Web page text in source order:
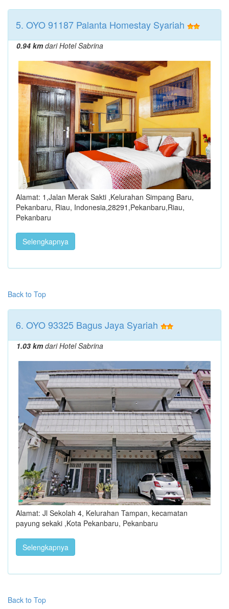
5. OYO 91187 Palanta Homestay Syariah
0.94 kmdari Hotel Sabrina
Alamat: 1,Jalan Merak Sakti ,Kelurahan Simpang Baru,
Pekanbaru, Riau, Indonesia,28291,Pekanbaru,Riau,
Pekanbaru
Selengkapnya
Back to Top
6. OYO 93325 Bagus Jaya Syariah
1.03 kmdari Hotel Sabrina
Alamat: Jl Sekolah 4, Kelurahan Tampan, kecamatan
payung sekaki ,Kota Pekanbaru, Pekanbaru
Selengkapnya
Back to Top